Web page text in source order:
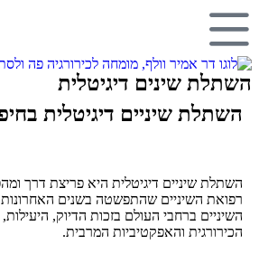
השתלת שינים דיגיטלית
השתלת שיניים דיגיטלית
השתלת שיניים דיגיטלית היא פריצת דרך
רפואת השיניים שהתפשטה בשנים
השיניים ברחבי העולם בזכות הדיוק,
הכירורגית והאפקטיביות המרבית.